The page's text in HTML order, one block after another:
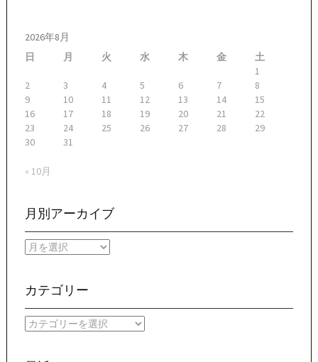
ー
シ
ョ
ン
2026年8月
日
月 火 水 木 金
土
1
2
3 4 5 6 7
8
9
10 11 12 13 14
15
16
17 18 19 20 21
22
23
24 25 26 27 28
29
30
31
« 10月
月別アーカイブ
月
ー
イ
ブ
カテゴリー
カ